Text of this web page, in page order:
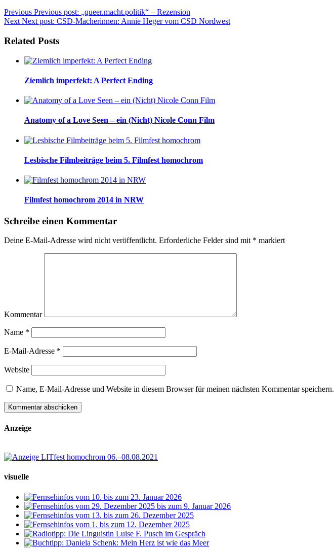
Previous Previous post: „queer.macht.politik“ – Rezension
Next Next post: CSD-Macherinnen: Annie Heger vom CSD Nordwest
Related Posts
Ziemlich imperfekt: A Perfect Ending
Anatomy of a Love Seen – ein (Nicht) Nicole Conn Film
Lesbische Filmbeiträge beim 5. Filmfest homochrom
Filmfest homochrom 2014 in NRW
Schreibe einen Kommentar
Deine E-Mail-Adresse wird nicht veröffentlicht. Erforderliche Felder sind mit * markiert
Kommentar
Name *
E-Mail-Adresse *
Website
Name, E-Mail-Adresse und Website in diesem Browser für meinen nächsten Kommentar speichern.
Anzeige
visuelle